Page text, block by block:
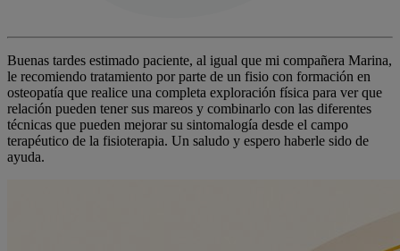
Buenas tardes estimado paciente, al igual que mi compañera Marina,
le recomiendo tratamiento por parte de un fisio con formación en
osteopatía que realice una completa exploración física para ver que
relación pueden tener sus mareos y combinarlo con las diferentes
técnicas que pueden mejorar su sintomalogía desde el campo
terapéutico de la fisioterapia. Un saludo y espero haberle sido de
ayuda.